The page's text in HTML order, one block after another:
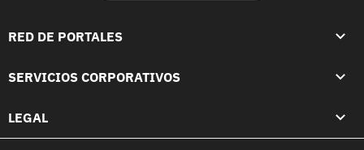
RED DE PORTALES
SERVICIOS CORPORATIVOS
LEGAL